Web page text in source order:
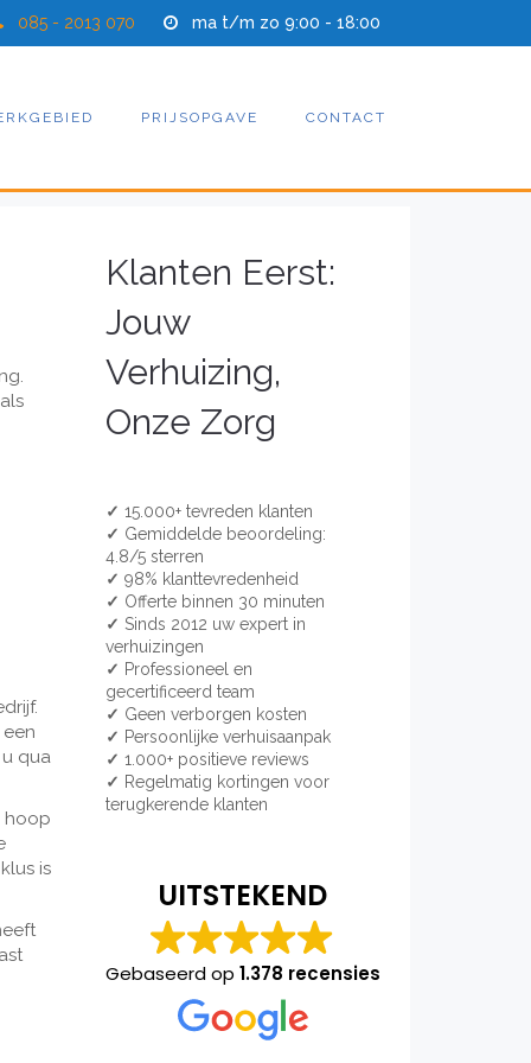
085 - 2013 070 ma t/m zo 9:00 - 18:00
PRIJSOPGAVE CONTACT
qua
hoop
is
Klanten Eerst:
Jouw
Verhuizing,
Onze Zorg
✓ 15.000+ tevreden klanten
✓ Gemiddelde beoordeling:
4.8/5 sterren
✓ 98% klanttevredenheid
✓ Offerte binnen 30 minuten
✓ Sinds 2012 uw expert in
verhuizingen
✓ Professioneel en
gecertificeerd team
✓ Geen verborgen kosten
✓ Persoonlijke verhuisaanpak
✓ 1.000+ positieve reviews
✓ Regelmatig kortingen voor
terugkerende klanten
UITSTEKEND
Gebaseerd op 1.378 recensies